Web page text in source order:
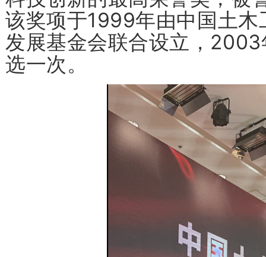
该奖项于1999年由中国土
发展基金会联合设立，
选一次。